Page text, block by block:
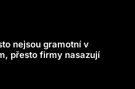
nejsou gramotní v
přesto firmy nasazují